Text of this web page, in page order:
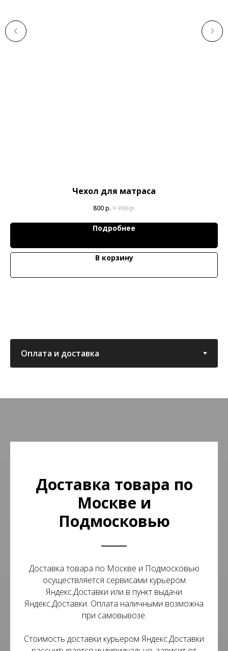
Чехол для матраса
800 р. 1 200р.
Подробнее
В корзину
Доставка товара по
Москве и
Подмосковью
Доставка товара по Москве и Подмосковью
осуществляется сервисами курьером
Яндекс.Доставки или в пункт выдачи
Яндекс.Доставки. Оплата наличными возможна
при самовывозе.
Стоимость доставки курьером Яндекс.Доставки